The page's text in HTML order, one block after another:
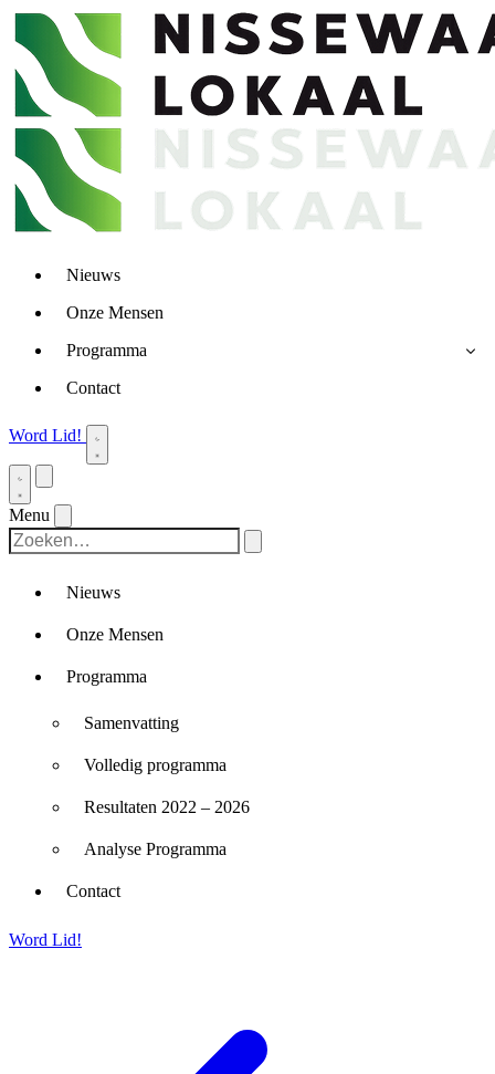
Nieuws
Onze Mensen
Programma
Contact
Word Lid!
Menu
Nieuws
Onze Mensen
Programma
Samenvatting
Volledig programma
Resultaten 2022 – 2026
Analyse Programma
Contact
Word Lid!